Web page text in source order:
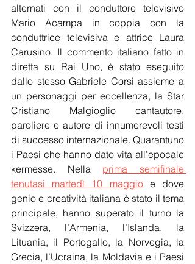
alternati con il conduttore televisivo
Mario Acampa in coppia con la
conduttrice televisiva e attrice Laura
Carusino. Il commento italiano fatto in
dallo stesso Gabriele Corsi assieme a
un personaggi per eccellenza, la Star
Cristiano Malgioglio cantautore,
paroliere e autore di innumerevoli testi
di successo internazionale. Quarantuno
i Paesi che hanno dato vita all’epocale
kermesse. Nella prima semifinale
tenutasi martedì 10 maggio e dove
genio e creatività italiana è stato il tema
principale, hanno superato il turno la
Svizzera, l’Armenia, l’Islanda, la
Lituania, il Portogallo, la Norvegia, la
Grecia, l’Ucraina, la Moldavia e i Paesi